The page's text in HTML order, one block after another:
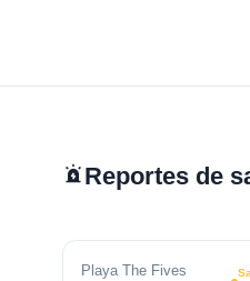
Reportes de
Playa The Fives